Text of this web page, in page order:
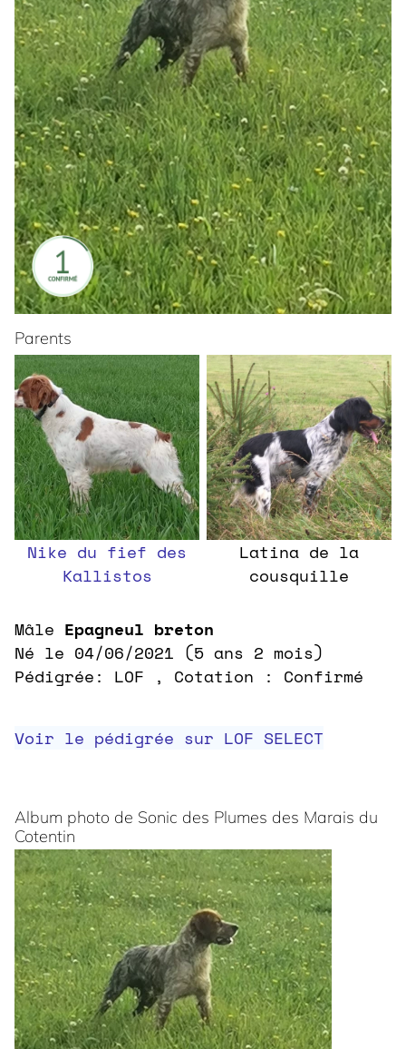
Parents
Nike du fief des
Kallistos
Latina de la
cousquille
Mâle Epagneul breton
Né le 04/06/2021 (5 ans 2 mois)
Pédigrée: LOF , Cotation : Confirmé
Voir le pédigrée sur LOF SELECT
Album photo de Sonic des Plumes des Marais du
Cotentin